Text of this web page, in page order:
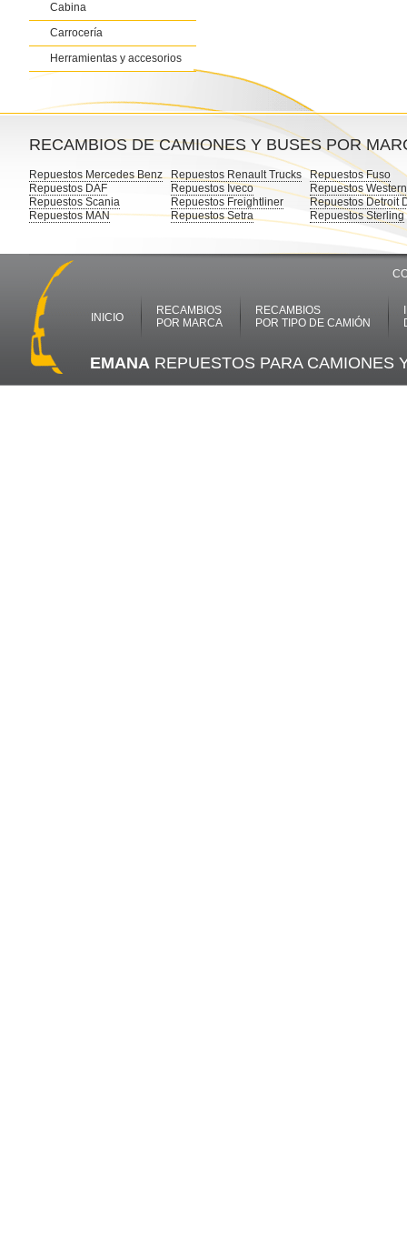
Cabina
Carrocería
Herramientas y accesorios
RECAMBIOS DE CAMIONES Y BUSES POR
Repuestos Mercedes Benz
Repuestos DAF
Repuestos Scania
Repuestos MAN
Repuestos Renault Trucks
Repuestos Iveco
Repuestos Freightliner
Repuestos Setra
Repuestos Fuso
Repuestos
Repuestos Detroit
Repuestos Sterling
INICIO
RECAMBIOS
POR MARCA
RECAMBIOS
POR TIPO DE CAMIÓN
EMANA REPUESTOS PARA CAMIONES